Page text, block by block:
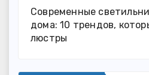
Современные
дома: 10 трендов,
люстры